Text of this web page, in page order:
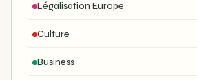
Légalisation Europe
Culture
Business